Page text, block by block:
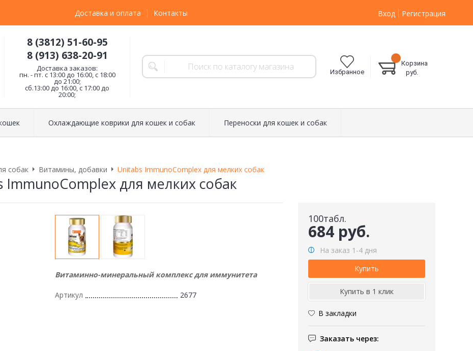
Доставка и оплата Контакты Вход Регистрация
8 (3812) 51-60-95
8 (913) 638-20-91
Доставка заказов:
пн. - пт. с 13:00 до 16:00, с 18:00
до 21:00;
сб.13:00 до 16:00, с 17:00 до
20:00;
Избранное
Корзина
руб.
Охлаждающие коврики для кошек и собак Переноски для кошек и собак
собак Витамины, добавки Unitabs ImmunoComplex для мелких собак
ImmunoComplex для мелких собак
100табл.
684 руб.
На заказ 1-4 дня
В закладки
Заказать через:
Витаминно-минеральный комплекс для иммунитета
Артикул 2677